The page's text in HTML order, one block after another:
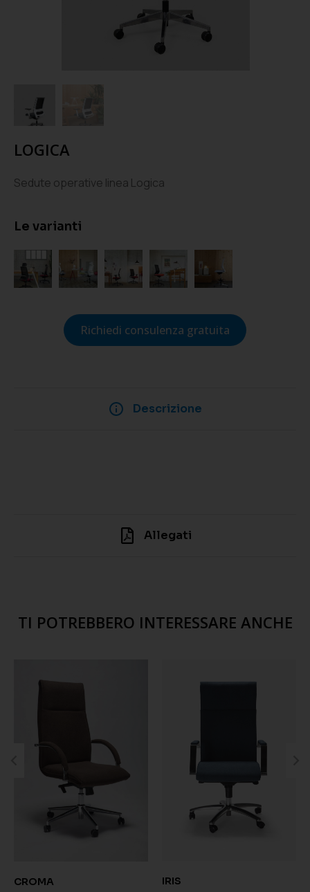
LOGICA
Sedute operative linea Logica
Le varianti
Richiedi consulenza gratuita
Descrizione
Allegati
TI POTREBBERO INTERESSARE ANCHE
CROMA IRIS